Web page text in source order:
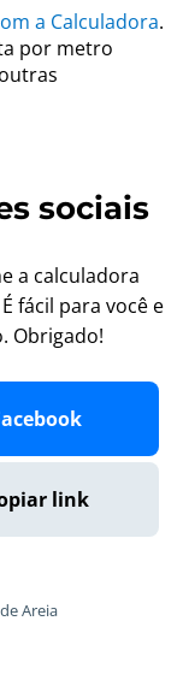
a Calculadora.
por metro
sociais
a calculadora
fácil para você e
Obrigado!
link
Areia